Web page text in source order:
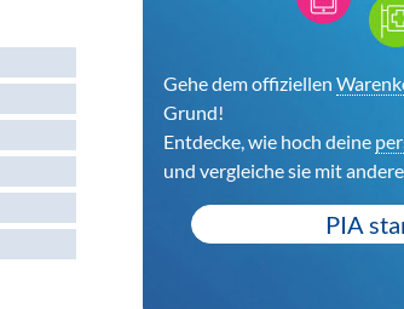
Gehe dem offiziellen
Grund!
Entdecke, wie hoch deine
und vergleiche sie mit
PIA